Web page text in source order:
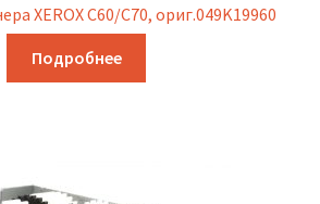
XEROX C60/C70, ориг.049K19960
Подробнее